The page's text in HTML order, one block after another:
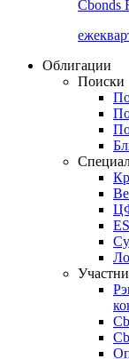
Cbonds
Облигации
Поиски